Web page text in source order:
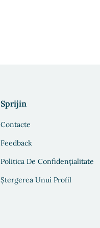
Sprijin
Contacte
Feedback
Politica De Confidențialitate
Ștergerea Unui Profil